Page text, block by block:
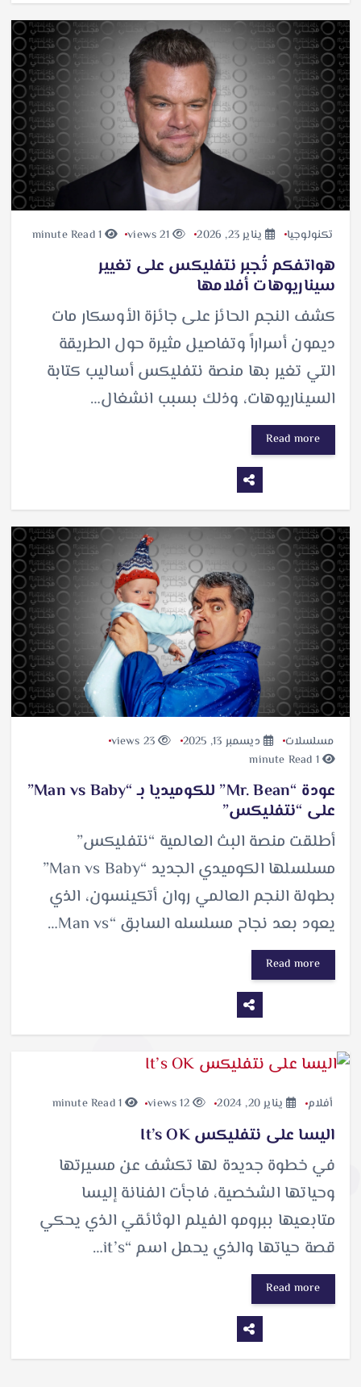
تكنولوجيا يناير 23, 2026 21 views
1 minute Read
هواتفكم تُجبر نتفليكس على تغيير
سيناريوهات أفلامها
كشف النجم الحائز على جائزة الأوسكار مات
ديمون أسراراً وتفاصيل مثيرة حول الطريقة
التي تغير بها منصة نتفليكس أساليب كتابة
السيناريوهات، وذلك بسبب انشغال…
Read more
مسلسلات ديسمبر 13, 2025
23 views
1 minute Read
عودة “Mr. Bean” للكوميديا بـ “Man vs Baby”
على “نتفليكس”
أطلقت منصة البث العالمية “نتفليكس”
مسلسلها الكوميدي الجديد “Man vs Baby”
بطولة النجم العالمي روان أتكينسون، الذي
يعود بعد نجاح مسلسله السابق “Man vs…
Read more
أفلام يناير 20, 2024 12 views
1 minute Read
اليسا على نتفليكس It’s OK
في خطوة جديدة لها تكشف عن مسيرتها
وحياتها الشخصية، فاجأت الفنانة إليسا
متابعيها ببرومو الفيلم الوثائقي الذي يحكي
قصة حياتها والذي يحمل اسم “it’s…
Read more